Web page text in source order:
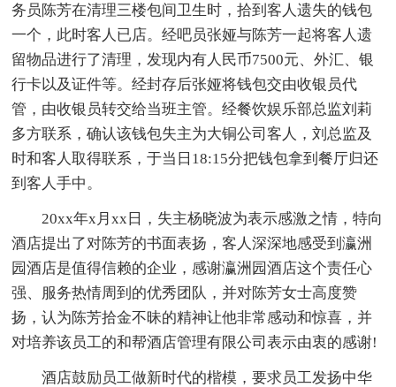
务员陈芳在清理三楼包间卫生时，拾到客人遗失的钱包
一个，此时客人已店。经吧员张娅与陈芳一起将客人遗
留物品进行了清理，发现内有人民币7500元、外汇、银
行卡以及证件等。经封存后张娅将钱包交由收银员代
管，由收银员转交给当班主管。经餐饮娱乐部总监刘莉
多方联系，确认该钱包失主为大铜公司客人，刘总监及
时和客人取得联系，于当日18:15分把钱包拿到餐厅归还
到客人手中。
20xx年x月xx日，失主杨晓波为表示感激之情，特向
酒店提出了对陈芳的书面表扬，客人深深地感受到瀛洲
园酒店是值得信赖的企业，感谢瀛洲园酒店这个责任心
强、服务热情周到的优秀团队，并对陈芳女士高度赞
扬，认为陈芳拾金不昧的精神让他非常感动和惊喜，并
对培养该员工的和帮酒店管理有限公司表示由衷的感谢!
酒店鼓励员工做新时代的楷模，要求员工发扬中华